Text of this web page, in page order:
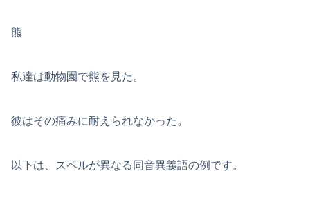
熊
私達は動物園で熊を見た。
彼はその痛みに耐えられなかった。
以下は、スペルが異なる同音異義語の例です。